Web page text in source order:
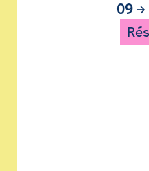
09→